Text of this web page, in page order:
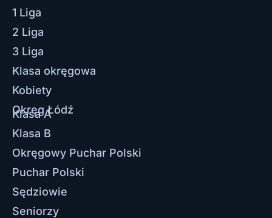
1 Liga
2 Liga
3 Liga
Klasa okręgowa
Kobiety
Okręg Łódź
Klasa A
Klasa B
Okręgowy Puchar Polski
Puchar Polski
Sędziowie
Seniorzy